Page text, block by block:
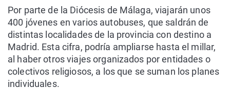
Por parte de la Diócesis de Málaga, viajarán unos
400 jóvenes en varios autobuses, que saldrán de
distintas localidades de la provincia con destino a
Madrid. Esta cifra, podría ampliarse hasta el millar,
al haber otros viajes organizados por entidades o
colectivos religiosos, a los que se suman los planes
individuales.